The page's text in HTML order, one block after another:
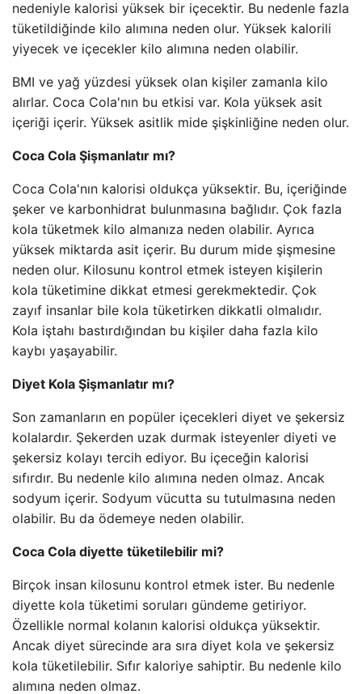
nedeniyle kalorisi yüksek bir içecektir. Bu nedenle fazla
tüketildiğinde kilo alımına neden olur. Yüksek kalorili
yiyecek ve içecekler kilo alımına neden olabilir.
BMI ve yağ yüzdesi yüksek olan kişiler zamanla kilo
alırlar. Coca Cola'nın bu etkisi var. Kola yüksek asit
içeriği içerir. Yüksek asitlik mide şişkinliğine neden olur.
Coca Cola Şişmanlatır mı?
Coca Cola'nın kalorisi oldukça yüksektir. Bu, içeriğinde
şeker ve karbonhidrat bulunmasına bağlıdır. Çok fazla
kola tüketmek kilo almanıza neden olabilir. Ayrıca
yüksek miktarda asit içerir. Bu durum mide şişmesine
neden olur. Kilosunu kontrol etmek isteyen kişilerin
kola tüketimine dikkat etmesi gerekmektedir. Çok
zayıf insanlar bile kola tüketirken dikkatli olmalıdır.
Kola iştahı bastırdığından bu kişiler daha fazla kilo
kaybı yaşayabilir.
Diyet Kola Şişmanlatır mı?
Son zamanların en popüler içecekleri diyet ve şekersiz
kolalardır. Şekerden uzak durmak isteyenler diyeti ve
şekersiz kolayı tercih ediyor. Bu içeceğin kalorisi
sıfırdır. Bu nedenle kilo alımına neden olmaz. Ancak
sodyum içerir. Sodyum vücutta su tutulmasına neden
olabilir. Bu da ödemeye neden olabilir.
Coca Cola diyette tüketilebilir mi?
Birçok insan kilosunu kontrol etmek ister. Bu nedenle
diyette kola tüketimi soruları gündeme getiriyor.
Özellikle normal kolanın kalorisi oldukça yüksektir.
Ancak diyet sürecinde ara sıra diyet kola ve şekersiz
kola tüketilebilir. Sıfır kaloriye sahiptir. Bu nedenle kilo
alımına neden olmaz.